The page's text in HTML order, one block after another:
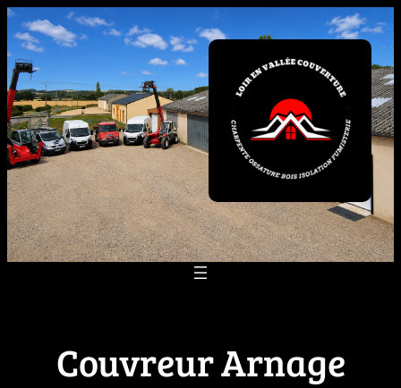
Aller
au
contenu
Couvreur Arnage